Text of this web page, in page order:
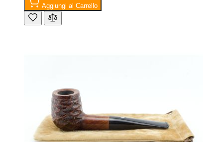
Aggiungi al Carrello